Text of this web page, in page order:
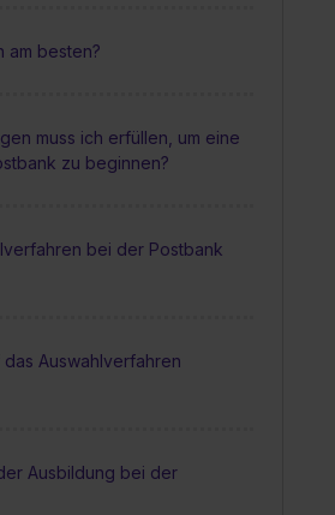
am besten?
muss ich erfüllen, um eine
zu beginnen?
bei der Postbank
Auswahlverfahren
Ausbildung bei der